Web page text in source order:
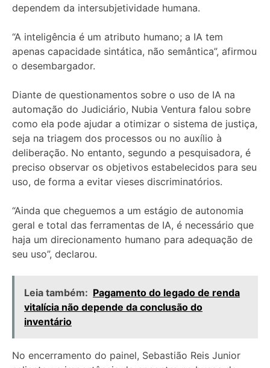
dependem da intersubjetividade humana.
“A inteligência é um atributo humano; a IA tem
apenas capacidade sintática, não semântica”, afirmou
o desembargador.
Diante de questionamentos sobre o uso de IA na
automação do Judiciário, Nubia Ventura falou sobre
como ela pode ajudar a otimizar o sistema de justiça,
seja na triagem dos processos ou no auxílio à
deliberação. No entanto, segundo a pesquisadora, é
preciso observar os objetivos estabelecidos para seu
uso, de forma a evitar vieses discriminatórios.
“Ainda que cheguemos a um estágio de autonomia
geral e total das ferramentas de IA, é necessário que
haja um direcionamento humano para adequação de
seu uso”, declarou.
Leia também: Pagamento do legado de renda
vitalícia não depende da conclusão do
inventário
No encerramento do painel, Sebastião Reis Junior